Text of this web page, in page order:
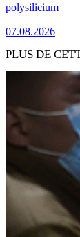
polysilicium
07.08.2026
PLUS DE